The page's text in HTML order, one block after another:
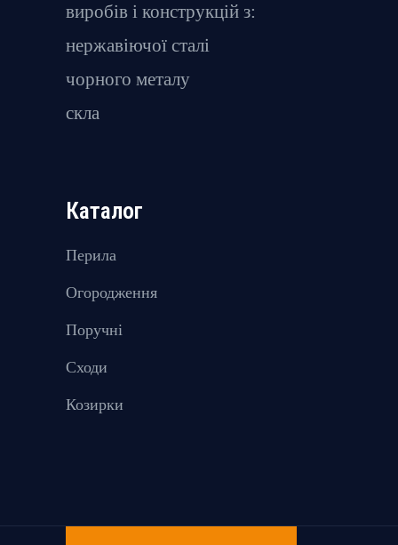
виробів і конструкцій з:
нержавіючої сталі
чорного металу
скла
Каталог
Перила
Огородження
Поручні
Сходи
Козирки